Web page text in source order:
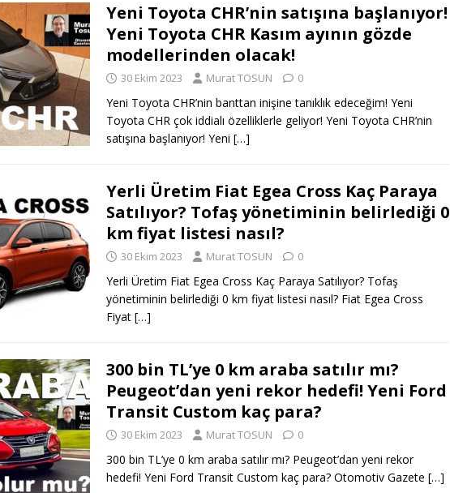
Yeni Toyota CHR’nin satışına başlanıyor!
Yeni Toyota CHR Kasım ayının gözde
modellerinden olacak!
30 Ekim 2023 Murat TOSUN 0
Yeni Toyota CHR’nin banttan inişine tanıklık edeceğim! Yeni
Toyota CHR çok iddialı özelliklerle geliyor! Yeni Toyota CHR’nin
satışına başlanıyor! Yeni […]
Yerli Üretim Fiat Egea Cross Kaç Paraya
Satılıyor? Tofaş yönetiminin belirlediği 0
km fiyat listesi nasıl?
30 Ekim 2023 Murat TOSUN 0
Yerli Üretim Fiat Egea Cross Kaç Paraya Satılıyor? Tofaş
yönetiminin belirlediği 0 km fiyat listesi nasıl? Fiat Egea Cross
Fiyat […]
300 bin TL’ye 0 km araba satılır mı?
Peugeot’dan yeni rekor hedefi! Yeni Ford
Transit Custom kaç para?
30 Ekim 2023 Murat TOSUN 0
300 bin TL’ye 0 km araba satılır mı? Peugeot’dan yeni rekor
hedefi! Yeni Ford Transit Custom kaç para? Otomotiv Gazete […]